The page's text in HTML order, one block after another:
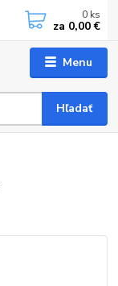
Menu
Hľadať
0 ks
za 0,00 €